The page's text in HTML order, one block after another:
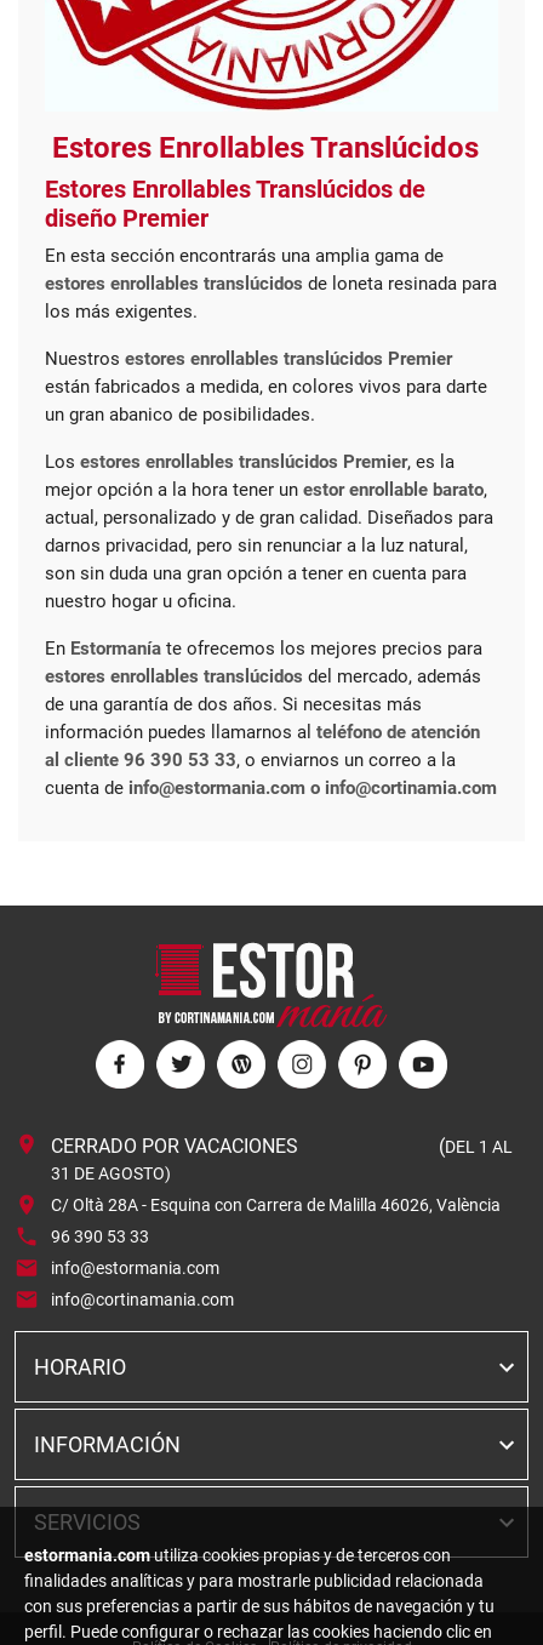
Estores Enrollables Translúcidos
Estores Enrollables Translúcidos de
diseño Premier
En esta sección encontrarás una amplia gama de
estores enrollables translúcidos de loneta resinada para
los más exigentes.
Nuestros estores enrollables translúcidos Premier
están fabricados a medida, en colores vivos para darte
un gran abanico de posibilidades.
Los estores enrollables translúcidos Premier, es la
mejor opción a la hora tener un estor enrollable barato,
actual, personalizado y de gran calidad. Diseñados para
darnos privacidad, pero sin renunciar a la luz natural,
son sin duda una gran opción a tener en cuenta para
nuestro hogar u oficina.
En Estormaníate ofrecemos los mejores precios para
estores enrollables translúcidos del mercado, además
de una garantía de dos años. Si necesitas más
información puedes llamarnos al teléfono de atención
al cliente 96 390 53 33, o enviarnos un correo a la
cuenta de info@estormania.com o info@cortinamia.com
CERRADO POR VACACIONES (DEL 1 AL
31 DE AGOSTO)
C/ Oltà 28A - Esquina con Carrera de Malilla 46026, València
96 390 53 33
info@estormania.com
info@cortinamania.com
HORARIO
INFORMACIÓN
SERVICIOS
estormania.comutiliza cookies propias y de terceros con
finalidades analíticas y para mostrarle publicidad relacionada
con sus preferencias a partir de sus hábitos de navegación y tu
perfil. Puede configurar o rechazar las cookies haciendo clic en